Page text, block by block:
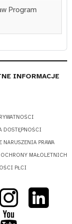
Program
INFORMACJE
DOSTĘPNOŚCI
NARUSZENIA PRAWA
OCHRONY MAŁOLETNICH
PŁCI